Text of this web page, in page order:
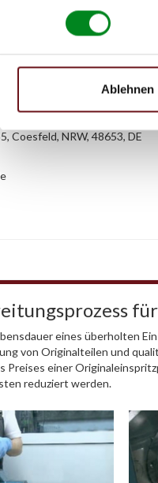
Ablehnen
Coesfeld
Coesfeld, NRW, 48653, DE
eines überholten
von Originalteilen und
Preises einer
reduziert werden.